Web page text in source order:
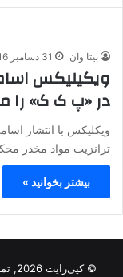
بیتا وان 31 دسامبر 2016
ویکیلیکس
در «پ ک ک» را
ترانزیت مواد مخدر
بیشتر بخوانید »
© کپی‌رایت 2026, تمامی حقوق متعلق است به |